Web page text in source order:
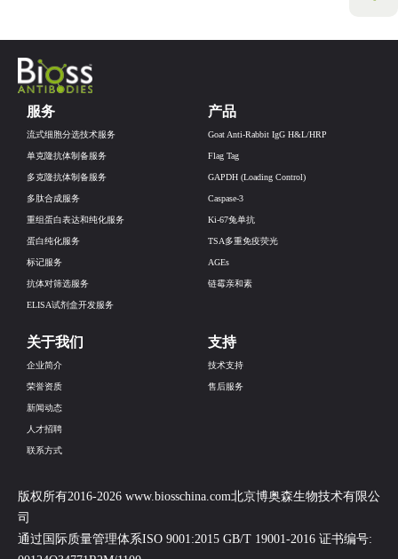
产品
Goat Anti-Rabbit IgG H&L/HRP
Flag Tag
GAPDH (Loading Control)
Caspase-3
Ki-67兔单抗
TSA多重免疫荧光
AGEs
链霉亲和素
服务
流式细胞分选技术服务
单克隆抗体制备服务
多克隆抗体制备服务
多肽合成服务
重组蛋白表达和纯化服务
蛋白纯化服务
标记服务
抗体对筛选服务
ELISA试剂盒开发服务
支持
技术支持
售后服务
关于我们
企业简介
荣誉资质
新闻动态
人才招聘
联系方式
版权所有2016-2026 www.biosschina.com北京博奥森生物技术有限公
司
通过国际质量管理体系ISO 9001:2015 GB/T 19001-2016 证书编号: